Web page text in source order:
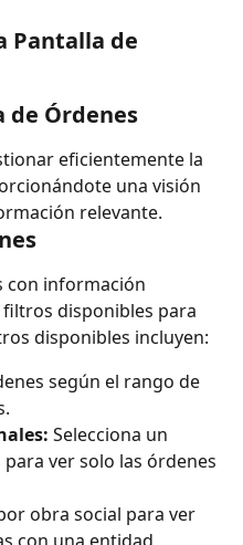
Pantalla de
de Órdenes
eficientemente la
una visión
relevante.
con información
disponibles para
disponibles incluyen:
según el rango de
Selecciona un
ver solo las órdenes
obra social para ver